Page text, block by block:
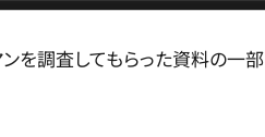
を調査してもらった資料の一部